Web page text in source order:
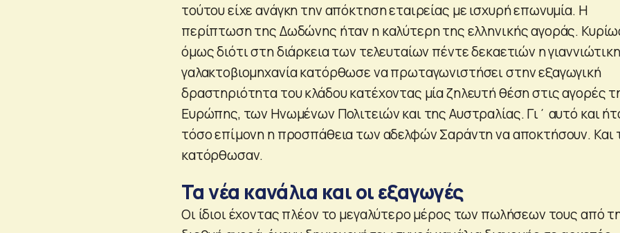
τούτου είχε ανάγκη την απόκτηση εταιρείας με ισχυρή επωνυμία. Η
περίπτωση της Δωδώνης ήταν η καλύτερη της ελληνικής αγοράς.
όμως διότι στη διάρκεια των τελευταίων πέντε δεκαετιών η γιαννιώτικη
γαλακτοβιομηχανία κατόρθωσε να πρωταγωνιστήσει στην εξαγωγική
δραστηριότητα του κλάδου κατέχοντας μία ζηλευτή θέση στις αγορές
Ευρώπης, των Ηνωμένων Πολιτειών και της Αυστραλίας. Γι΄ αυτό και
τόσο επίμονη η προσπάθεια των αδελφών Σαράντη να αποκτήσουν. Και
κατόρθωσαν.
Τα νέα κανάλια και οι εξαγωγές
Οι ίδιοι έχοντας πλέον το μεγαλύτερο μέρος των πωλήσεων τους από